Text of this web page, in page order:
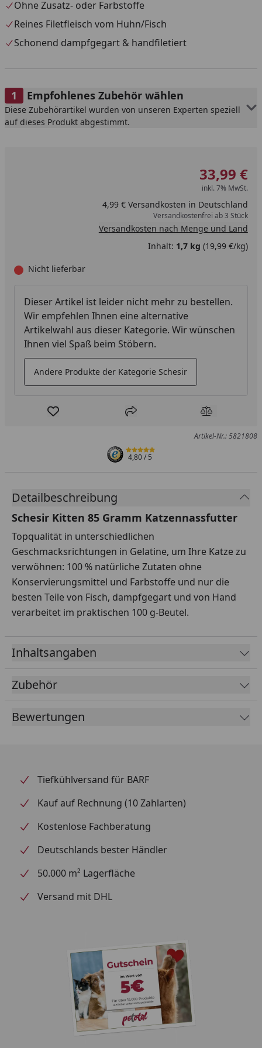
Ohne Zusatz- oder Farbstoffe
Reines Filetfleisch vom Huhn/Fisch
Schonend dampfgegart & handfiletiert
Empfohlenes Zubehör wählen
Diese Zubehörartikel wurden von unseren Experten speziell
auf dieses Produkt abgestimmt.
33,99 €
inkl. 7% MwSt.
4,99 € Versandkosten in Deutschland
Versandkostenfrei ab 3 Stück
Versandkosten nach Menge und Land
Inhalt: 1,7 kg (19,99 €/kg)
Nicht lieferbar
Dieser Artikel ist leider nicht mehr zu bestellen.
Wir empfehlen Ihnen eine alternative
Artikelwahl aus dieser Kategorie. Wir wünschen
Ihnen viel Spaß beim Stöbern.
Andere Produkte der Kategorie Schesir
Produkt zur Wunschliste hinzufügen
Teilen Produkt
Artikel-Nr.: 5821808
4,80/ 5
Detailbeschreibung
Schesir Kitten 85 Gramm Katzennassfutter
Topqualität in unterschiedlichen
Geschmacksrichtungen in Gelatine, um Ihre Katze zu
verwöhnen: 100 % natürliche Zutaten ohne
Konservierungsmittel und Farbstoffe und nur die
besten Teile von Fisch, dampfgegart und von Hand
verarbeitet im praktischen 100 g-Beutel.
Inhaltsangaben
Zubehör
Bewertungen
Tiefkühlversand für BARF
Kauf auf Rechnung (10 Zahlarten)
Kostenlose Fachberatung
Deutschlands bester Händler
50.000 m² Lagerfläche
Versand mit DHL